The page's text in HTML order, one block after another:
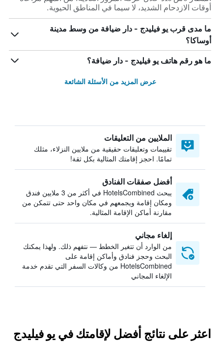
أوقات الازدحام الشديد، لا سيما في المناطق الحيوية.
ما مدى قرب يو فيليدج - دار ضيافة من وسط مدينة
أوساكا؟
ما هو رقم هاتف يو فيليدج - دار ضيافة؟
عرض المزيد من الأسئلة الشائعة
الملايين من التعليقات
تقييمات وتعليقات حقيقية من ملايين النزلاء، مثلك
تمامًا. احجز إقامتك المثالية بكل ثقة!
أفضل صفقات الفنادق
يبحث HotelsCombined في أكثر من 3 ملايين فندق
ومكان إقامة ويجمعهم في مكان واحد حتى تتمكن من
مقارنة أماكن الإقامة المثالية.
إلغاء مجاني
من الوارد أن تتغير الخطط — نتفهم ذلك. ولهذا يمكنك
البحث وحجز فنادق وأماكن إقامة على
HotelsCombined من وكالات السفر التي تقدم خدمة
الإلغاء المجاني
اعثر على نتائج أفضل لإقامتك في يو فيليدج